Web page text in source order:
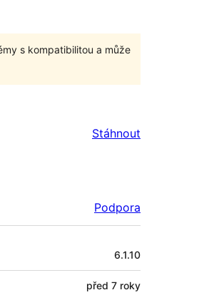
s kompatibilitou a může
Stáhnout
Podpora
6.1.10
před 7 roky